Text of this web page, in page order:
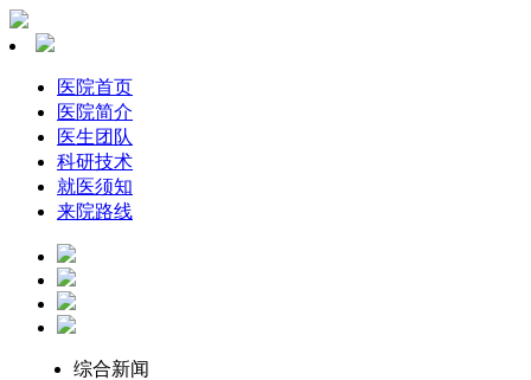
医院首页
医院简介
医生团队
科研技术
就医须知
来院路线
综合新闻